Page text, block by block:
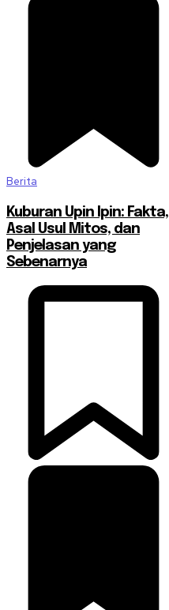
Berita
Kuburan Upin Ipin: Fakta,
Asal Usul Mitos, dan
Penjelasan yang
Sebenarnya